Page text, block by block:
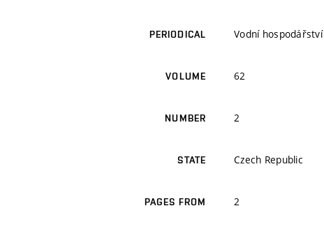
PERIODICAL Vodní hospodářství
VOLUME 62
NUMBER 2
STATE Czech Republic
PAGES FROM 2